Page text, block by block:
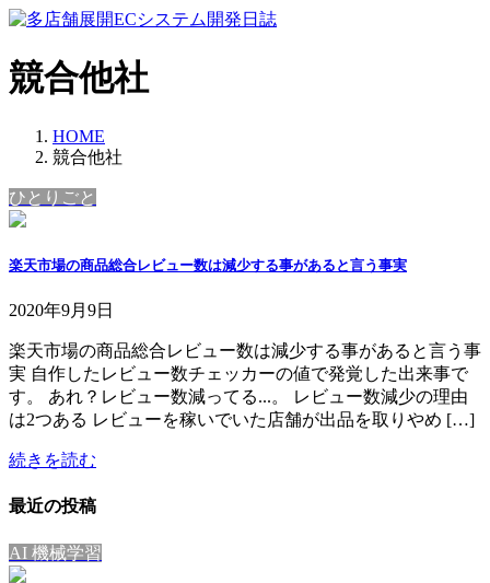
コ
テ
ン
ッ
プ
ナ
ゲ
ー
移
動
競合他社
HOME
競合他社
ひとりごと
楽天市場の商品総合レビュー数は減少する事があると言う事実
2020年9月9日
楽天市場の商品総合レビュー数は減少する事があると言う事
実 自作したレビュー数チェッカーの値で発覚した出来事で
す。 あれ？レビュー数減ってる...。 レビュー数減少の理由
は2つある レビューを稼いでいた店舗が出品を取りやめ […]
続きを読む
最近の投稿
AI 機械学習